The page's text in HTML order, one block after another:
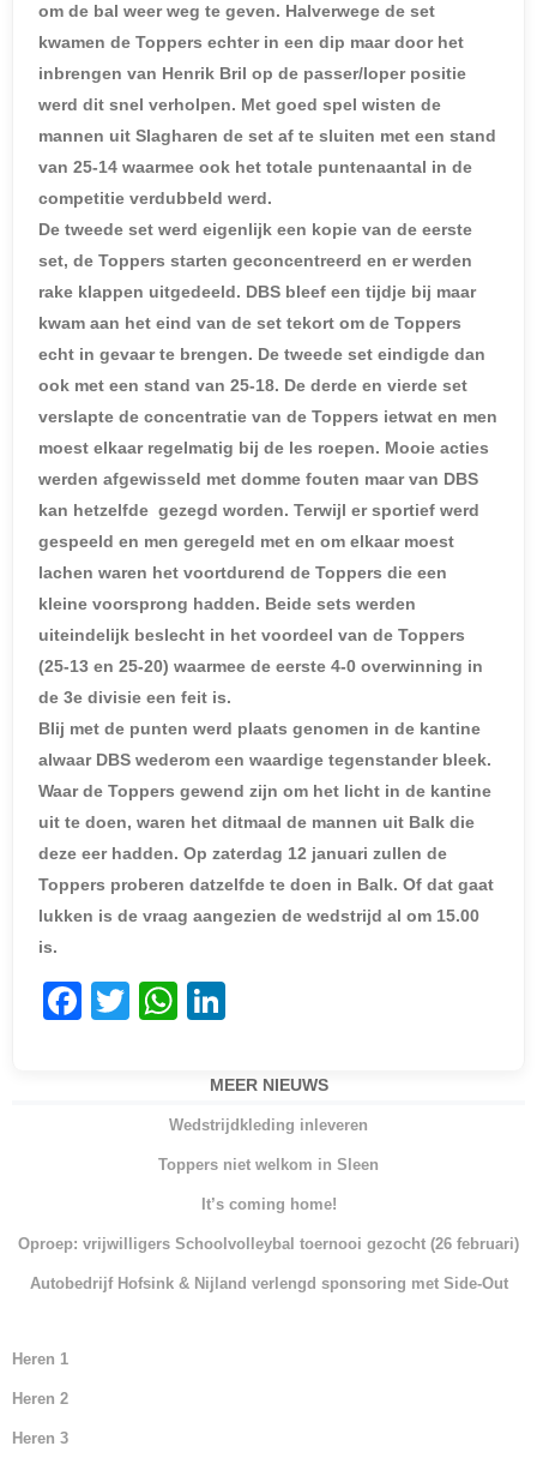
om de bal weer weg te geven. Halverwege de set
kwamen de Toppers echter in een dip maar door het
inbrengen van Henrik Bril op de passer/loper positie
werd dit snel verholpen. Met goed spel wisten de
mannen uit Slagharen de set af te sluiten met een stand
van 25-14 waarmee ook het totale puntenaantal in de
competitie verdubbeld werd.
De tweede set werd eigenlijk een kopie van de eerste
set, de Toppers starten geconcentreerd en er werden
rake klappen uitgedeeld. DBS bleef een tijdje bij maar
kwam aan het eind van de set tekort om de Toppers
echt in gevaar te brengen. De tweede set eindigde dan
ook met een stand van 25-18. De derde en vierde set
verslapte de concentratie van de Toppers ietwat en men
moest elkaar regelmatig bij de les roepen. Mooie acties
werden afgewisseld met domme fouten maar van DBS
kan hetzelfde gezegd worden. Terwijl er sportief werd
gespeeld en men geregeld met en om elkaar moest
lachen waren het voortdurend de Toppers die een
kleine voorsprong hadden. Beide sets werden
uiteindelijk beslecht in het voordeel van de Toppers
(25-13 en 25-20) waarmee de eerste 4-0 overwinning in
de 3e divisie een feit is.
Blij met de punten werd plaats genomen in de kantine
alwaar DBS wederom een waardige tegenstander bleek.
Waar de Toppers gewend zijn om het licht in de kantine
uit te doen, waren het ditmaal de mannen uit Balk die
deze eer hadden. Op zaterdag 12 januari zullen de
Toppers proberen datzelfde te doen in Balk. Of dat gaat
lukken is de vraag aangezien de wedstrijd al om 15.00
is.
F
o
k
T
W
at
s
A
p
k
e
dI
n
MEER NIEUWS
Wedstrijdkleding inleveren
Toppers niet welkom in Sleen
It’s coming home!
Oproep: vrijwilligers Schoolvolleybal toernooi gezocht (26 februari)
Autobedrijf Hofsink & Nijland verlengd sponsoring met Side-Out
Heren 1
Heren 2
Heren 3